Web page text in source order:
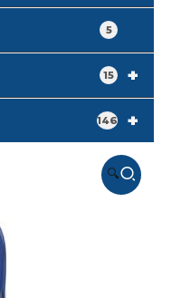
5
+
15
+
146
🔍